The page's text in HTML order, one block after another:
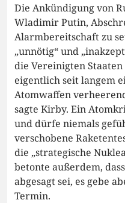
Die Ankündigung von
Wladimir Putin,
Alarmbereitschaft zu
„unnötig“ und
die Vereinigten Staaten
eigentlich seit langem
Atomwaffen
sagte Kirby. Ein
und dürfe niemals
verschobene
die „strategische
betonte außerdem,
abgesagt sei, es gebe
Termin.